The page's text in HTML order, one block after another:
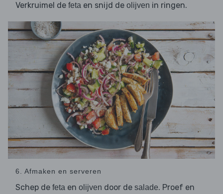
Verkruimel de feta en snijd de olijven in ringen.
6. Afmaken en serveren
Schep de feta en olijven door de salade. Proef en